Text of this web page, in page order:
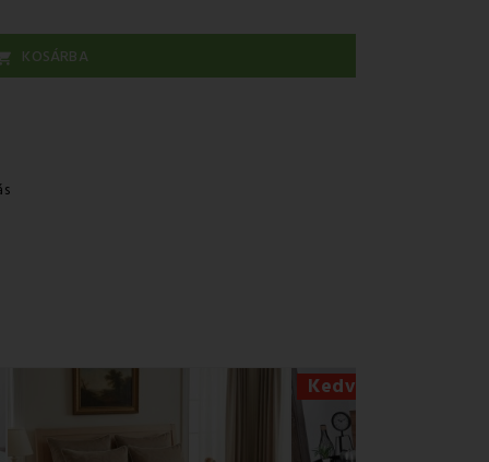
KOSÁRBA
Kedvezmény -41%